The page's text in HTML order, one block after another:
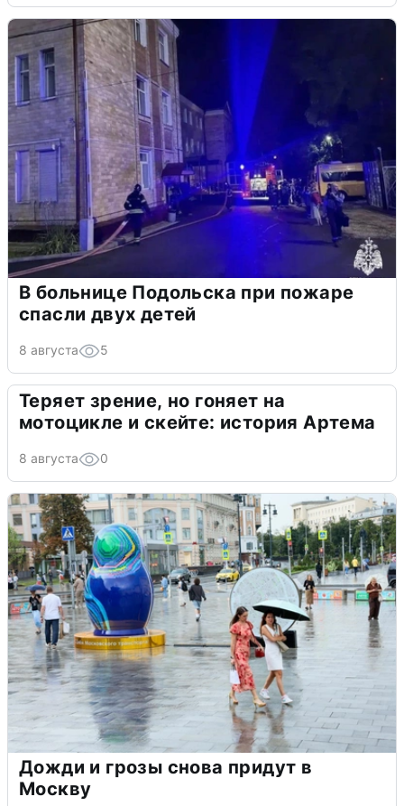
В больнице Подольска при пожаре
спасли двух детей
8 августа 5
Теряет зрение, но гоняет на
мотоцикле и скейте: история Артема
8 августа 0
Дожди и грозы снова придут в
Москву